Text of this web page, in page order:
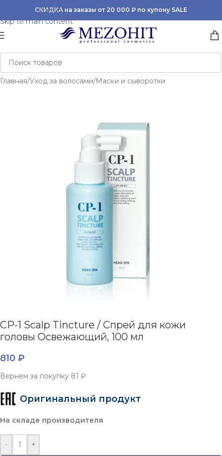
Skip to navigation
Skip to main content
СКИДКА на заказы от 20 000 ₽ по купону SALE
Главная/Уход за волосами/Маски и сыворотки
CP-1 Scalp Tincture / Спрей для кожи
головы Освежающий, 100 мл
810 ₽
Вернем за покупку 81 ₽
Оригинальный продукт
На складе производителя
- +